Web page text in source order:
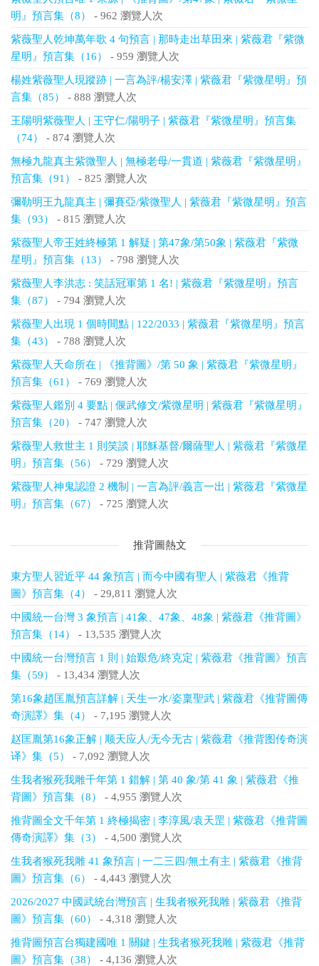
明』預言集（8）
- 962 瀏覽人次
紫薇聖人乾坤萬年歌 4 句預言 | 那時走出草田來 | 紫薇君『紫微
星明』預言集（16）
- 959 瀏覽人次
楊姓紫薇聖人現蹤跡 | 一言為評/楊安澤 | 紫薇君『紫微星明』預
言集（85）
- 888 瀏覽人次
王陽明紫薇聖人 | 王守仁/陽明子 | 紫薇君『紫微星明』預言集
（74）
- 874 瀏覽人次
無極九龍真主紫微聖人 | 無極老母/一貫道 | 紫薇君『紫微星明』
預言集（91）
- 825 瀏覽人次
彌勒明王九龍真主 | 彌賽亞/紫微聖人 | 紫薇君『紫微星明』預言
集（93）
- 815 瀏覽人次
紫薇聖人帝王姓終極第 1 解疑 | 第47象/第50象 | 紫薇君『紫微
星明』預言集（13）
- 798 瀏覽人次
紫薇聖人李洪志 : 笑話冠軍第 1 名! | 紫薇君『紫微星明』預言
集（87）
- 794 瀏覽人次
紫薇聖人出現 1 個時間點 | 122/2033 | 紫薇君『紫微星明』預言
集（43）
- 788 瀏覽人次
紫薇聖人天命所在 | 《推背圖》/第 50 象 | 紫薇君『紫微星明』
預言集（61）
- 769 瀏覽人次
紫薇聖人鑑別 4 要點 | 偃武修文/紫微星明 | 紫薇君『紫微星明』
預言集（20）
- 747 瀏覽人次
紫薇聖人救世主 1 則笑談 | 耶穌基督/爾薩聖人 | 紫薇君『紫微星
明』預言集（56）
- 729 瀏覽人次
紫薇聖人神鬼認證 2 機制 | 一言為評/義言一出 | 紫薇君『紫微星
明』預言集（67）
- 725 瀏覽人次
推背圖熱文
東方聖人習近平 44 象預言 | 而今中國有聖人 | 紫薇君《推背
圖》預言集（4）
- 29,811 瀏覽人次
中國統一台灣 3 象預言 | 41象、47象、48象 | 紫薇君《推背圖》
預言集（14）
- 13,535 瀏覽人次
中國統一台灣預言 1 則 | 始艱危/終克定 | 紫薇君《推背圖》預言
集（59）
- 13,434 瀏覽人次
第16象趙匡胤預言詳解 | 天生一水/姿稟聖武 | 紫薇君《推背圖傳
奇演譯》集（4）
- 7,195 瀏覽人次
赵匡胤第16象正解 | 顺天应人/无今无古 | 紫薇君《推背图传奇演
译》集（5）
- 7,092 瀏覽人次
生我者猴死我雕千年第 1 錯解 | 第 40 象/第 41 象 | 紫薇君《推
背圖》預言集（8）
- 4,955 瀏覽人次
推背圖全文千年第 1 終極揭密 | 李淳風/袁天罡 | 紫薇君《推背圖
傳奇演譯》集（3）
- 4,500 瀏覽人次
生我者猴死我雕 41 象預言 | 一二三四/無土有主 | 紫薇君《推背
圖》預言集（6）
- 4,443 瀏覽人次
2026/2027 中國武統台灣預言 | 生我者猴死我雕 | 紫薇君《推背
圖》預言集（60）
- 4,318 瀏覽人次
推背圖預言台獨建國唯 1 關鍵 | 生我者猴死我雕 | 紫薇君《推背
圖》預言集（38）
- 4,136 瀏覽人次